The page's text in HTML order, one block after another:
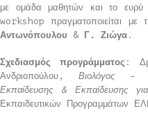
με ομάδα μαθητών και το ευρύ
workshop πραγματοποιείται
Αντωνόπουλου & Γ. Ζιώγα .
Σχεδιασμός προγράμματος :
Ανδριοπούλου,Βιολόγος –
Εκπαίδευσης & Εκπαίδευσης
Εκπαιδευτικών Προγραμμάτων